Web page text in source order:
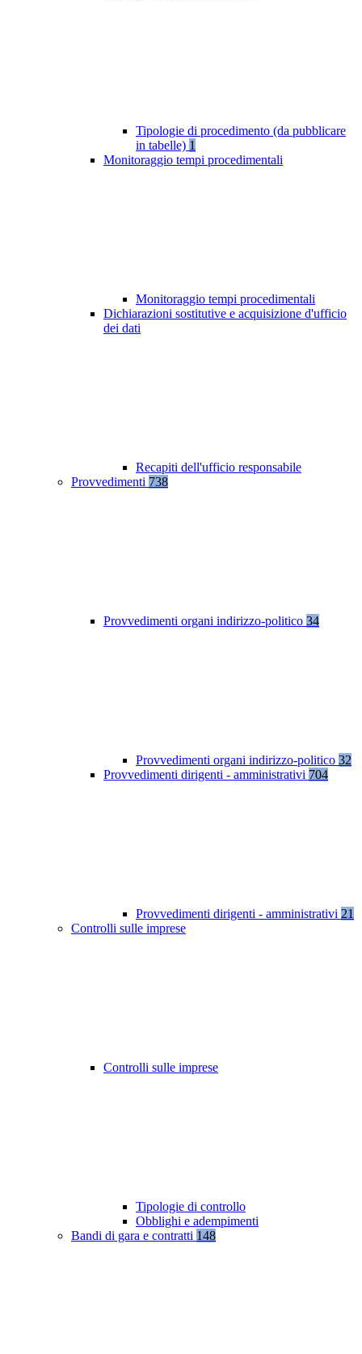
Tipologie di procedimento (da pubblicare
in tabelle) 1
Monitoraggio tempi procedimentali
Monitoraggio tempi procedimentali
Dichiarazioni sostitutive e acquisizione d'ufficio
dei dati
Recapiti dell'ufficio responsabile
Provvedimenti 738
Provvedimenti organi indirizzo-politico 34
Provvedimenti organi indirizzo-politico 32
Provvedimenti dirigenti - amministrativi 704
Provvedimenti dirigenti - amministrativi 21
Controlli sulle imprese
Controlli sulle imprese
Tipologie di controllo
Obblighi e adempimenti
Bandi di gara e contratti 148